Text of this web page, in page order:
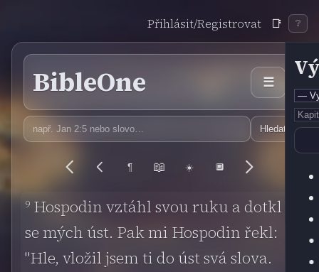
Přihlásit/Registrovat 📑 ❔
BibleOne ☰
Hledat
¶ 📖 ☀️ 🔲
9 Hospodin vztáhl svou ruku a dotkl
se mých úst. Pak mi Hospodin řekl:
"Hle, vložil jsem ti do úst svá slova.